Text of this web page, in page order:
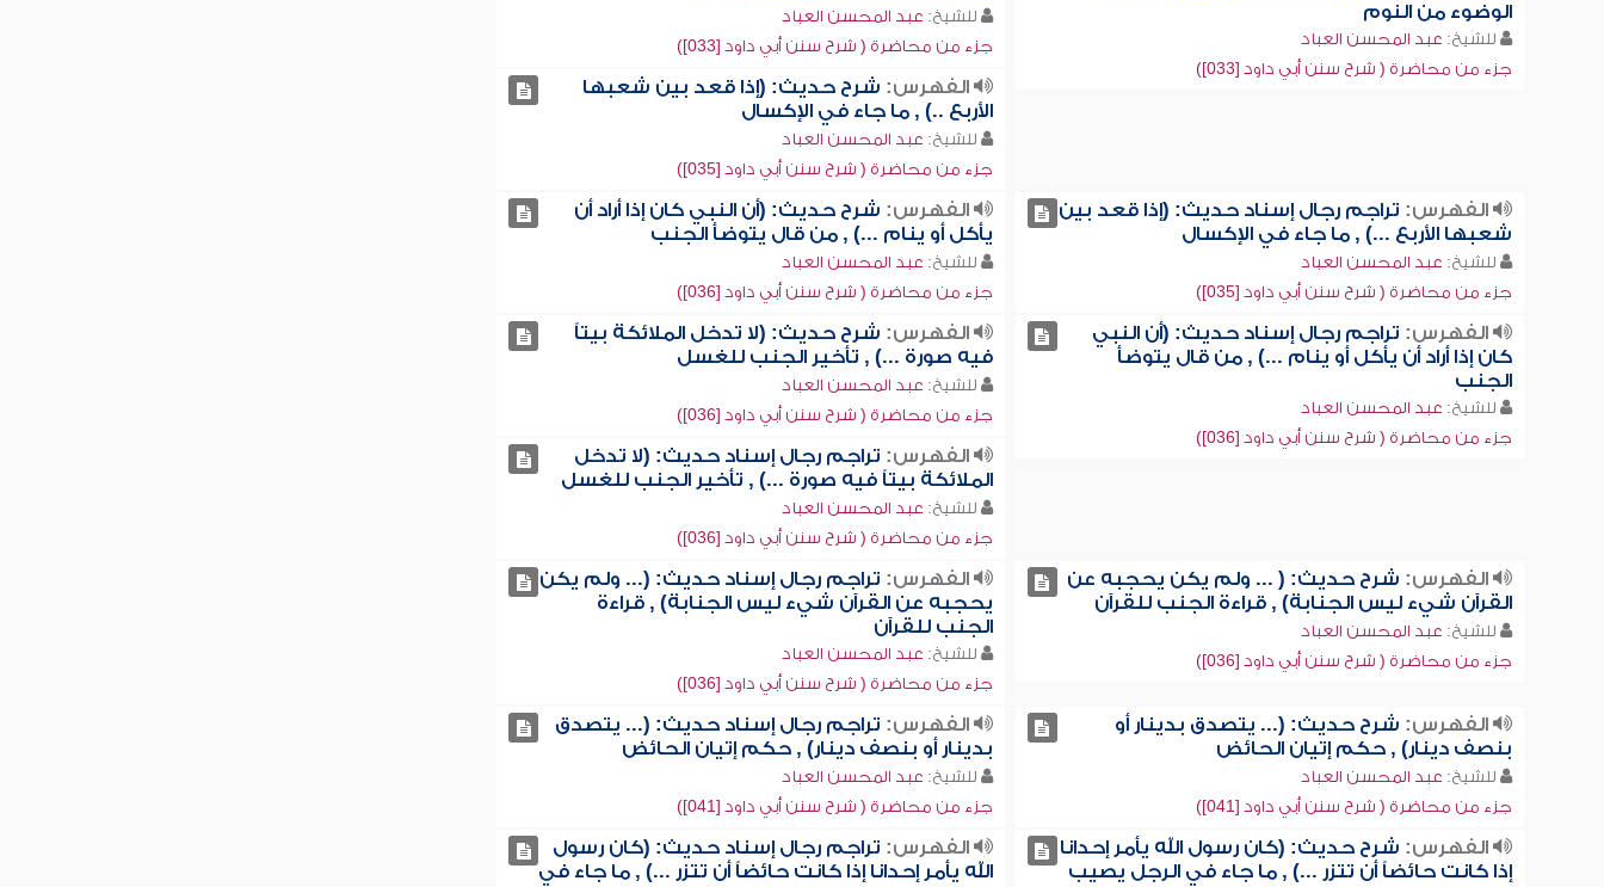
الوضوء من النوم
للشيخ: عبد المحسن العباد
جزء من محاضرة ( شرح سنن أبي داود [033])
للشيخ: عبد المحسن العباد
جزء من محاضرة ( شرح سنن أبي داود [033])
الفهرس: شرح حديث: (إذا قعد بين شعبها
الأربع ..) , ما جاء في الإكسال
للشيخ: عبد المحسن العباد
جزء من محاضرة ( شرح سنن أبي داود [035])
الفهرس: تراجم رجال إسناد حديث: (إذا قعد بين
شعبها الأربع ...) , ما جاء في الإكسال
للشيخ: عبد المحسن العباد
جزء من محاضرة ( شرح سنن أبي داود [035])
الفهرس: شرح حديث: (أن النبي كان إذا أراد أن
يأكل أو ينام ...) , من قال يتوضأ الجنب
للشيخ: عبد المحسن العباد
جزء من محاضرة ( شرح سنن أبي داود [036])
الفهرس: تراجم رجال إسناد حديث: (أن النبي
كان إذا أراد أن يأكل أو ينام ...) , من قال يتوضأ
الجنب
للشيخ: عبد المحسن العباد
جزء من محاضرة ( شرح سنن أبي داود [036])
الفهرس: شرح حديث: (لا تدخل الملائكة بيتاً
فيه صورة ...) , تأخير الجنب للغسل
للشيخ: عبد المحسن العباد
جزء من محاضرة ( شرح سنن أبي داود [036])
الفهرس: تراجم رجال إسناد حديث: (لا تدخل
الملائكة بيتاً فيه صورة ...) , تأخير الجنب للغسل
للشيخ: عبد المحسن العباد
جزء من محاضرة ( شرح سنن أبي داود [036])
الفهرس: شرح حديث: ( ... ولم يكن يحجبه عن
القرآن شيء ليس الجنابة) , قراءة الجنب للقرآن
للشيخ: عبد المحسن العباد
جزء من محاضرة ( شرح سنن أبي داود [036])
الفهرس: تراجم رجال إسناد حديث: (... ولم يكن
يحجبه عن القرآن شيء ليس الجنابة) , قراءة
الجنب للقرآن
للشيخ: عبد المحسن العباد
جزء من محاضرة ( شرح سنن أبي داود [036])
الفهرس: شرح حديث: (... يتصدق بدينار أو
بنصف دينار) , حكم إتيان الحائض
للشيخ: عبد المحسن العباد
جزء من محاضرة ( شرح سنن أبي داود [041])
الفهرس: تراجم رجال إسناد حديث: (... يتصدق
بدينار أو بنصف دينار) , حكم إتيان الحائض
للشيخ: عبد المحسن العباد
جزء من محاضرة ( شرح سنن أبي داود [041])
الفهرس: شرح حديث: (كان رسول الله يأمر إحدانا
إذا كانت حائضاً أن تتزر ...) , ما جاء في الرجل يصيب
الفهرس: تراجم رجال إسناد حديث: (كان رسول
الله يأمر إحدانا إذا كانت حائضاً أن تتزر ...) , ما جاء في